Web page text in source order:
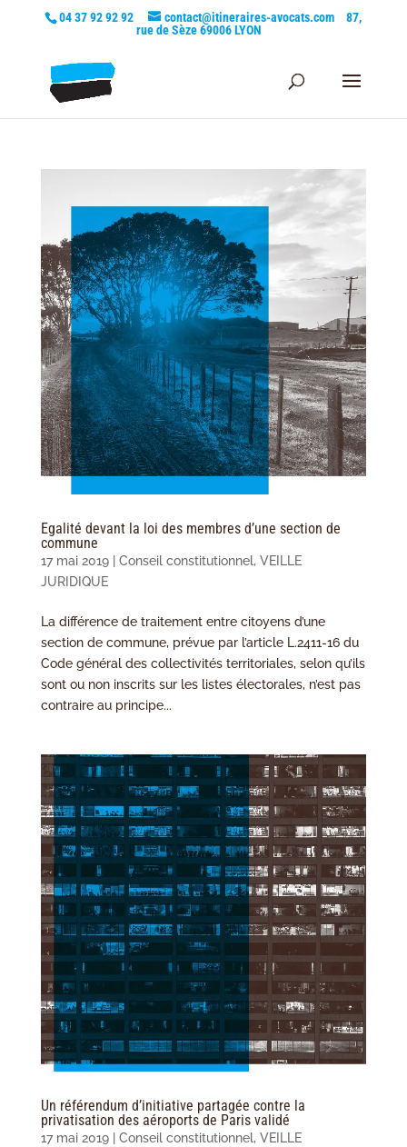
04 37 92 92 92 contact@itineraires-avocats.com
87,
rue de Sèze 69006 LYON
Egalité devant la loi des membres d’une section de
commune
17 mai 2019| Conseil constitutionnel, VEILLE
JURIDIQUE
La différence de traitement entre citoyens d’une
section de commune, prévue par l’article L.2411-16 du
Code général des collectivités territoriales, selon qu’ils
sont ou non inscrits sur les listes électorales, n’est pas
contraire au principe...
Un référendum d’initiative partagée contre la
privatisation des aéroports de Paris validé
17 mai 2019| Conseil constitutionnel, VEILLE